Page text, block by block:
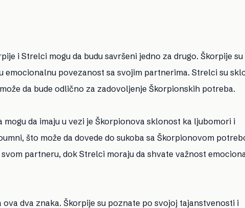
i Strelci mogu da budu savršeni jedno za drugo. Škorpije
emocionalnu povezanost sa svojim partnerima. Strelci su
da bude odlično za zadovoljenje Škorpionskih potreba.
da imaju u vezi je Škorpionova sklonost ka ljubomori i
što može da dovede do sukoba sa Škorpionovom
partneru, dok Strelci moraju da shvate važnost
ova dva znaka. Škorpije su poznate po svojoj tajanstvenosti i